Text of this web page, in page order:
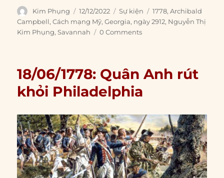
Author
Kim Phụng
Posted
on
12/12/2022 Categories
Sự kiện Tags
1778,Archibald
Campbell,Cách mạng Mỹ,Georgia, ngày 2912, Nguyễn Thị
Kim Phụng,Savannah 0 Comments
18/06/1778: Quân Anh rút
khỏi Philadelphia